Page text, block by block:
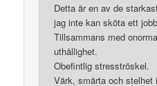
Detta är en av de
jag inte kan sköta ett
Tillsammans med
uthållighet.
Obefintlig stresströskel.
Värk, smärta och